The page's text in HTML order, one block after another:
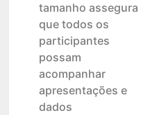
tamanho assegura
que todos os
participantes
possam
acompanhar
apresentações e
dados